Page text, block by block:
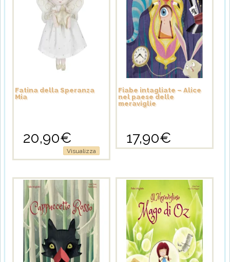
Fatina della Speranza
Mia
20,90€
Visualizza
Fiabe intagliate – Alice
nel paese delle
meraviglie
17,90€